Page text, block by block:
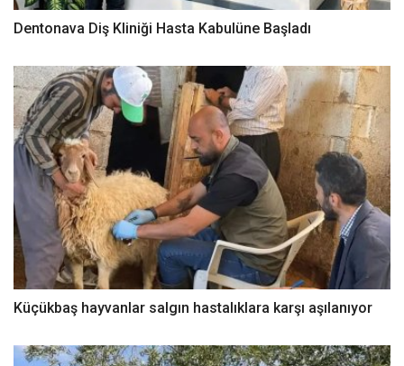
Dentonava Diş Kliniği Hasta Kabulüne Başladı
Küçükbaş hayvanlar salgın hastalıklara karşı aşılanıyor